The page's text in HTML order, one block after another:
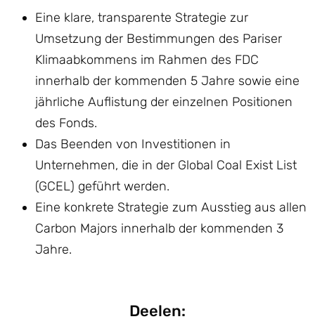
Eine klare, transparente Strategie zur
Umsetzung der Bestimmungen des Pariser
Klimaabkommens im Rahmen des FDC
innerhalb der kommenden 5 Jahre sowie eine
jährliche Auflistung der einzelnen Positionen
des Fonds.
Das Beenden von Investitionen in
Unternehmen, die in der Global Coal Exist List
(GCEL) geführt werden.
Eine konkrete Strategie zum Ausstieg aus allen
Carbon Majors innerhalb der kommenden 3
Jahre.
Deelen: